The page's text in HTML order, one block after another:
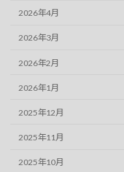
2026年4月
2026年3月
2026年2月
2026年1月
2025年12月
2025年11月
2025年10月